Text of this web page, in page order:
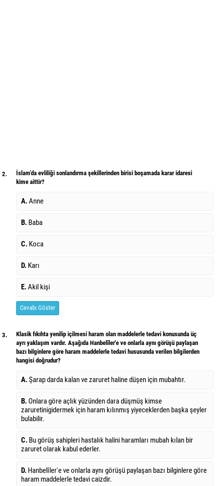
2.
İslam’da evliliği sonlandırma şekillerinden birisi boşamada karar idaresi
kime aittir?
A.Anne
B. Baba
C. Koca
D. Karı
E.Akil kişi
Cevabı Göster
3.
Klasik fıkıhta yenilip içilmesi haram olan maddelerle tedavi konusunda üç
ayrı yaklaşım vardır. Aşağıda Hanbelîler'e ve onlarla aynı görüşü paylaşan
bazı bilginlere göre haram maddelerle tedavi hususunda verilen bilgilerden
hangisi doğrudur?
A.Şarap darda kalan ve zaruret haline düşen için mubahtır.
B. Onlara göre açlık yüzünden dara düşmüş kimse
zaruretinigidermek için haram kılınmış yiyeceklerden başka şeyler
bulabilir.
C. Bu görüş sahipleri hastalık halini haramları mubah kılan bir
zaruret olarak kabul ederler.
D. Hanbelîler'e ve onlarla aynı görüşü paylaşan bazı bilginlere göre
haram maddelerle tedavi caizdir.